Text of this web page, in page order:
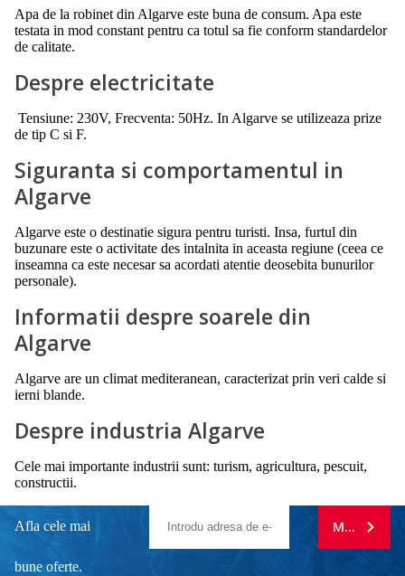
Apa de la robinet din Algarve este buna de consum. Apa este
testata in mod constant pentru ca totul sa fie conform standardelor
de calitate.
Despre electricitate
Tensiune: 230V, Frecventa: 50Hz. In Algarve se utilizeaza prize
de tip C si F.
Siguranta si comportamentul in
Algarve
Algarve este o destinatie sigura pentru turisti. Insa, furtul din
buzunare este o activitate des intalnita in aceasta regiune (ceea ce
inseamna ca este necesar sa acordati atentie deosebita bunurilor
personale).
Informatii despre soarele din
Algarve
Algarve are un climat mediteranean, caracterizat prin veri calde si
ierni blande.
Despre industria Algarve
Cele mai importante industrii sunt: turism, agricultura, pescuit,
constructii.
Afla cele mai
bune oferte.
MA